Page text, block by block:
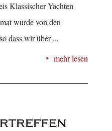
Klassischer Yachten
wurde von den
dass wir über ...
mehr lesen